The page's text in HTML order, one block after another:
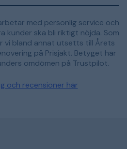
med personlig service och
kunder ska bli riktigt nöjda. Som
bland annat utsetts till Årets
på Prisjakt. Betyget här
omdömen på Trustpilot.
och recensioner här